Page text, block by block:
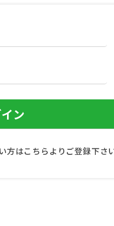
方はこちらよりご登録下さ